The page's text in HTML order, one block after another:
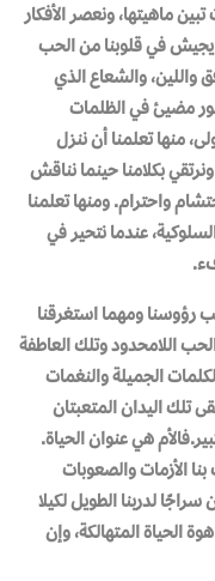
ماهيتها، ونعصر الأفكار
يجيش في قلوبنا من الحب
واللين، والشعاع الذي
مضيئ في الظلمات
منها تعلمنا أن ننزل
بكلامنا حينما نناقش
واحترام. ومنها تعلمنا
عندما نتحير في
رؤوسنا ومهما استغرقنا
اللامحدود وتلك العاطفة
الجميلة والنغمات
تلك اليدان المتعبتان
هي عنوان الحياة.
الأزمات والصعوبات
لدربنا الطويل لكيلا
الحياة المتهالكة، وإن